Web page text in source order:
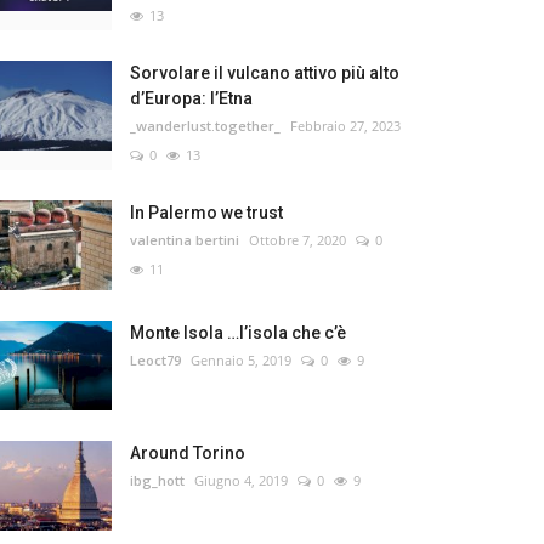
13
Sorvolare il vulcano attivo più alto
d’Europa: l’Etna
_wanderlust.together_
Febbraio 27, 2023
0
13
In Palermo we trust
valentina bertini Ottobre 7, 2020
0
11
Monte Isola …l’isola che c’è
Leoct79 Gennaio 5, 2019 0 9
Around Torino
ibg_hott Giugno 4, 2019 0 9